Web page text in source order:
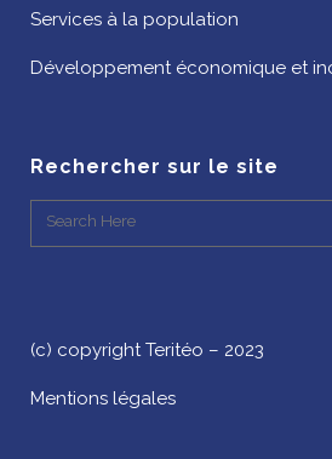
Services à la population
Développement économique et
Rechercher sur le site
(c) copyright Teritéo – 2023
Mentions légales